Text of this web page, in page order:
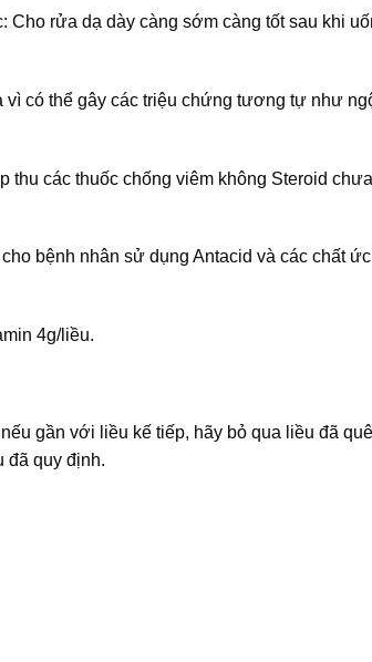
rửa dạ dày càng sớm càng tốt sau khi
có thể gây các triệu chứng tương tự như
thu các thuốc chống viêm không Steroid
bệnh nhân sử dụng Antacid và các chất
4g/liều.
gần với liều kế tiếp, hãy bỏ qua liều đã
đã quy định.